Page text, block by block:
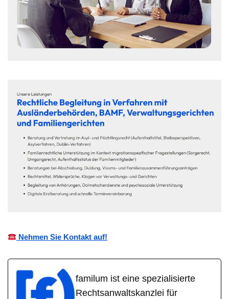
Nehmen Sie Kontakt auf!
familum ist eine spezialisierte
Rechtsanwaltskanzlei für